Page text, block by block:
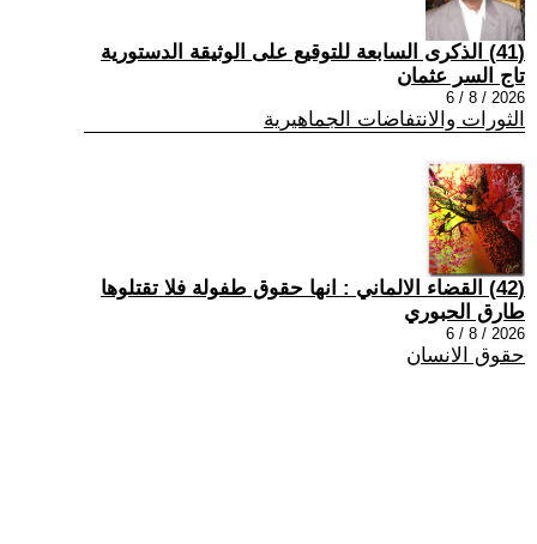
(41) الذكرى السابعة للتوقيع على الوثيقة الدستورية
تاج السر عثمان
2026 / 8 / 6
الثورات والانتفاضات الجماهيرية
(42) القضاء الالماني : انها حقوق طفولة فلا تقتلوها
طارق الحبوري
2026 / 8 / 6
حقوق الانسان